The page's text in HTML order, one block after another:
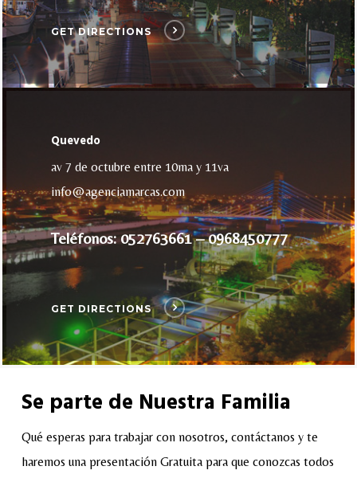
GET DIRECTIONS
Quevedo
av 7 de octubre entre 10ma y 11va
info@agenciamarcas.com
Teléfonos: 052763661 – 0968450777
GET DIRECTIONS
Se parte de Nuestra Familia
Qué esperas para trabajar con nosotros, contáctanos y te
haremos una presentación Gratuita para que conozcas todos